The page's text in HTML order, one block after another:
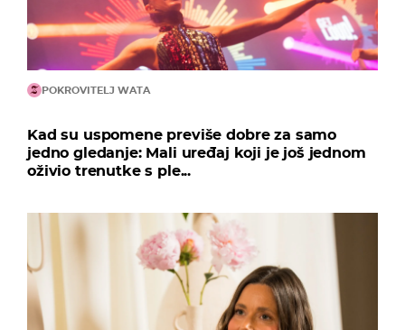
POKROVITELJ WATA
Kad su uspomene previše dobre za samo
jedno gledanje: Mali uređaj koji je još jednom
oživio trenutke s ple...